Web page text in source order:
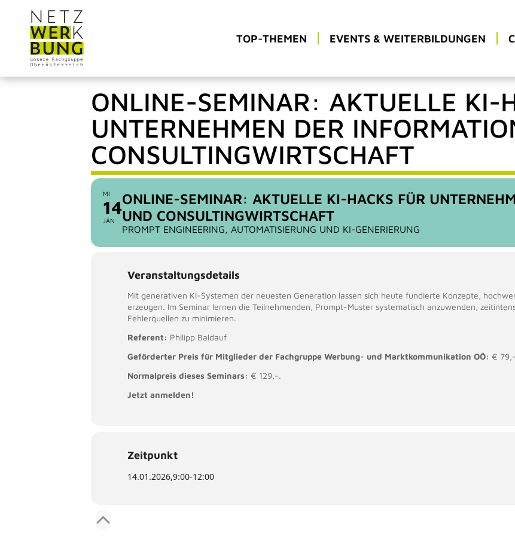
TOP-THEMEN EVENTS & WEITERBILDUNGEN
ONLINE-SEMINAR: AKTUELLE KI-
UNTERNEHMEN DER
CONSULTINGWIRTSCHAFT
MI
14
JÄN
ONLINE-SEMINAR: AKTUELLE KI-HACKS FÜR
UND CONSULTINGWIRTSCHAFT
PROMPT ENGINEERING, AUTOMATISIERUNG UND KI-GENERIERUNG
Veranstaltungsdetails
Mit generativen KI-Systemen der neuesten Generation lassen sich heute fundierte Konzepte,
erzeugen. Im Seminar lernen die Teilnehmenden, Prompt-Muster systematisch anzuwenden,
Fehlerquellen zu minimieren.
Referent: Philipp Baldauf
Geförderter Preis für Mitglieder der Fachgruppe Werbung- und Marktkommunikation OÖ: € 79,-
Normalpreis dieses Seminars: € 129,-.
Jetzt anmelden!
Zeitpunkt
14.01.2026,9:00-12:00